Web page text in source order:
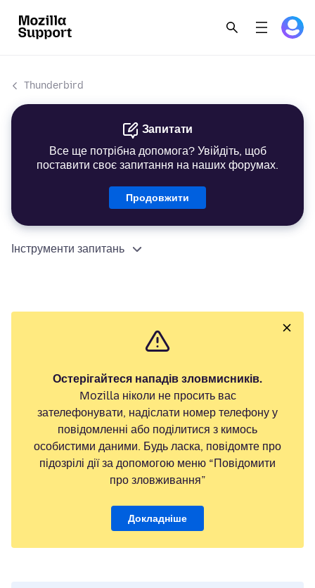
Thunderbird
Запитати
Все ще потрібна допомога? Увійдіть, щоб
поставити своє запитання на наших форумах.
Продовжити
Інструменти запитань
Остерігайтеся нападів зловмисників.
Mozilla ніколи не просить вас
зателефонувати, надіслати номер телефону у
повідомленні або поділитися з кимось
особистими даними. Будь ласка, повідомте про
підозрілі дії за допомогою меню “Повідомити
про зловживання”
Докладніше